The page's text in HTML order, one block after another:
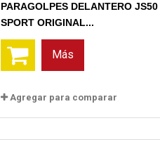
PARAGOLPES DELANTERO JS50
SPORT ORIGINAL...
Más
Agregar para comparar